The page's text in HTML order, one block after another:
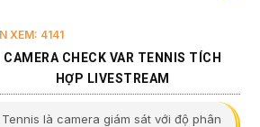
XEM: 4141
CAMERA CHECK VAR TENNIS TÍCH
HỢP LIVESTREAM
là camera giám sát với độ phân